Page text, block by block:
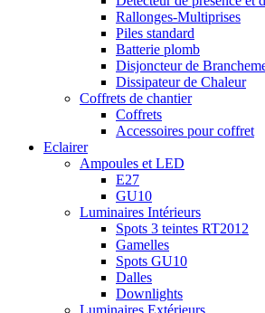
Rallonges-Multiprises
Piles standard
Batterie plomb
Disjoncteur de
Dissipateur de Chaleur
Coffrets de chantier
Coffrets
Accessoires pour coffret
Eclairer
Ampoules et LED
E27
GU10
Luminaires Intérieurs
Spots 3 teintes RT2012
Gamelles
Spots GU10
Dalles
Downlights
Luminaires Extérieurs